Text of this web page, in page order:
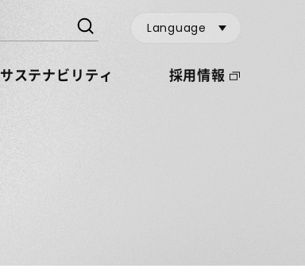
サステナビリティ 採用情報
Language